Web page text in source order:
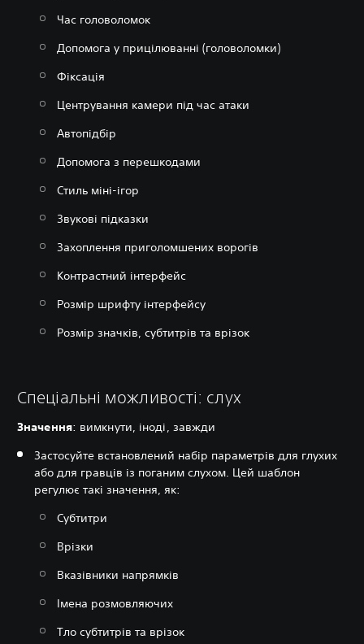
Час головоломок
Допомога у прицілюванні (головоломки)
Фіксація
Центрування камери під час атаки
Автопідбір
Допомога з перешкодами
Стиль міні-ігор
Звукові підказки
Захоплення приголомшених ворогів
Контрастний інтерфейс
Розмір шрифту інтерфейсу
Розмір значків, субтитрів та врізок
Спеціальні можливості: слух
Значення‎: вимкнути, іноді, завжди
Застосуйте встановлений набір параметрів для глухих
або для гравців із поганим слухом. Цей шаблон
регулює такі значення, як:
Субтитри
Врізки
Вказівники напрямків
Імена розмовляючих
Тло субтитрів та врізок